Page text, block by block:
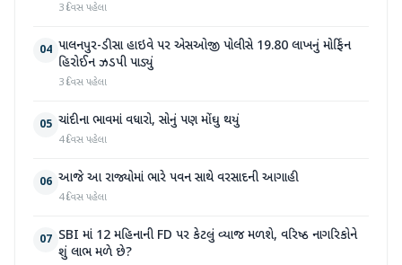
3 દિવસ પહેલા
04 પાલનપુર-ડીસા હાઇવે પર એસઓજી પોલીસે 19.80 લાખનું મોર્ફિન
હિરોઈન ઝડપી પાડ્યું
3 દિવસ પહેલા
05 ચાંદીના ભાવમાં વધારો, સોનું પણ મોંઘુ થયું
4 દિવસ પહેલા
06 આજે આ રાજ્યોમાં ભારે પવન સાથે વરસાદની આગાહી
4 દિવસ પહેલા
07 SBI માં 12 મહિનાની FD પર કેટલું વ્યાજ મળશે, વરિષ્ઠ નાગરિકોને
શું લાભ મળે છે?